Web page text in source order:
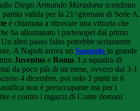
Diego Armando Maradona scendono
partita valida per la 21^giornata di Serie A.
è chiamata a ritrovare una vittoria che
ha allontanato i partenopei dal primo
altro passo falso potrebbe seriamente
A Napoli arriva un Sassuolo in grande
Juventus e Roma. La squadra di
da poco più di un mese, ovvero dal 3-1
4 dicembre, poi solo 3 punti in 6
non è preoccupante ma per i
e contro i ragazzi di Conte domani